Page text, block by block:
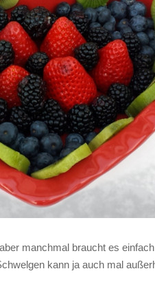
manchmal braucht es
kann ja auch mal